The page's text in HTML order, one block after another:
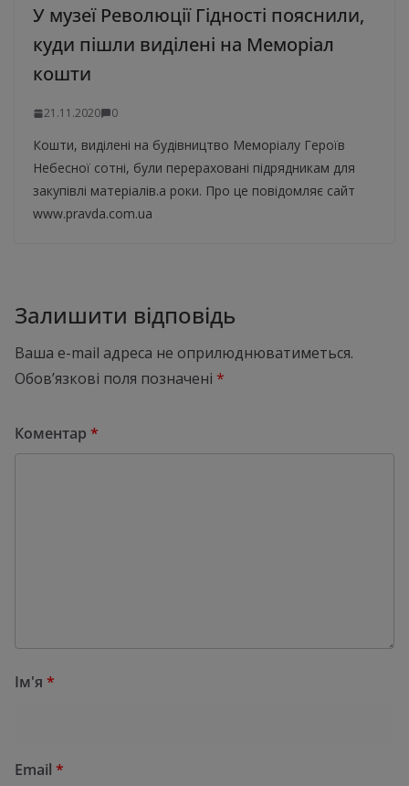
У музеї Революції Гідності пояснили,
куди пішли виділені на Меморіал
кошти
21.11.2020 0
Кошти, виділені на будівництво Меморіалу Героїв
Небесної сотні, були перераховані підрядникам для
закупівлі матеріалів.а роки. Про це повідомляє сайт
www.pravda.com.ua
Залишити відповідь
Ваша e-mail адреса не оприлюднюватиметься.
Обов’язкові поля позначені *
Коментар *
Ім'я *
Email *